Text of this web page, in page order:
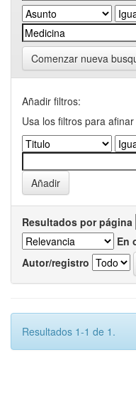
Comenzar nueva
Añadir filtros:
Usa los filtros para
Resultados por página
En
Autor/registro
Resultados 1-1 de 1.